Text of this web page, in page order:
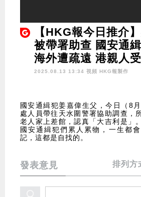
【HKG報今日推介
被帶署助查 國安通緝
海外遭疏遠 港親人
2025.08.13 13:34 視頻 HKG報製作
國安通緝犯姜嘉偉生父，今日（8
處人員帶往天水圍警署協助調查，
老人家上差館，認真「大吉利是」
國安通緝犯們累人累物，一生都
記，這都是自找的。
發表意見 排列方